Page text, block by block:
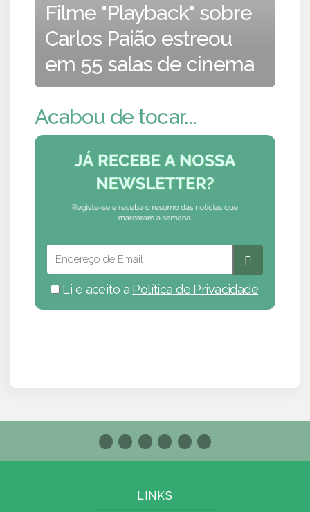
Filme "Playback" sobre
Carlos Paião estreou
em 55 salas de cinema
Acabou de tocar...
Li e aceito a Política de Privacidade
LINKS